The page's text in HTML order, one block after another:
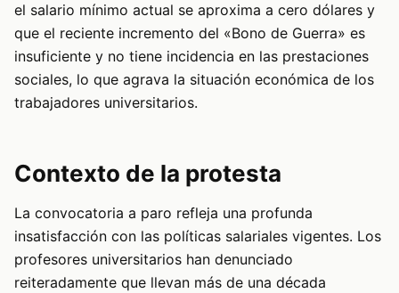
el salario mínimo actual se aproxima a cero dólares y
que el reciente incremento del «Bono de Guerra» es
insuficiente y no tiene incidencia en las prestaciones
sociales, lo que agrava la situación económica de los
trabajadores universitarios.
Contexto de la protesta
La convocatoria a paro refleja una profunda
insatisfacción con las políticas salariales vigentes. Los
profesores universitarios han denunciado
reiteradamente que llevan más de una década